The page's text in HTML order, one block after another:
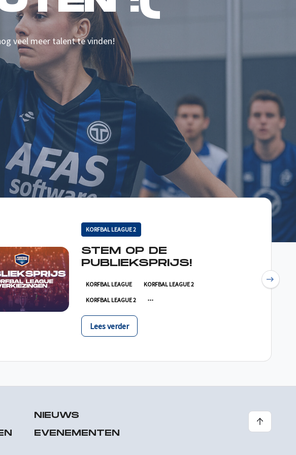
veel meer talent te vinden!
KORFBAL LEAGUE 2
STEM OP DE
PUBLIEKSPRIJS!
KORFBAL LEAGUE KORFBAL LEAGUE 2
KORFBAL LEAGUE 2
Lees verder
Next
NIEUWS
EVENEMENTEN